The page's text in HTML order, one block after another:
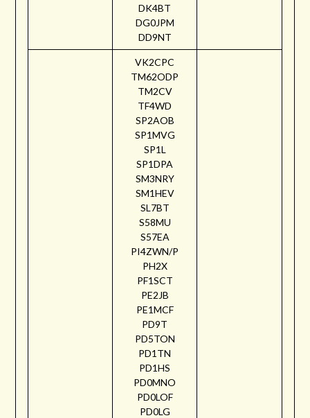
DK4BT
DG0JPM
DD9NT
VK2CPC
TM62ODP
TM2CV
TF4WD
SP2AOB
SP1MVG
SP1L
SP1DPA
SM3NRY
SM1HEV
SL7BT
S58MU
S57EA
PI4ZWN/P
PH2X
PF1SCT
PE2JB
PE1MCF
PD9T
PD5TON
PD1TN
PD1HS
PD0MNO
PD0LOF
PD0LG